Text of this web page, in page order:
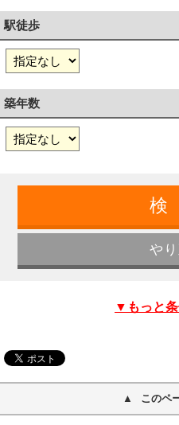
駅徒歩
築年数
▼もっと
このペ